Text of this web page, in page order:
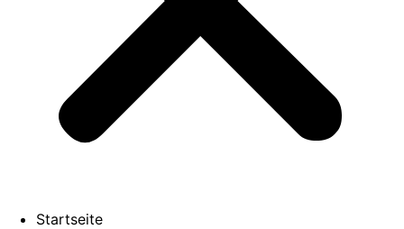
Startseite